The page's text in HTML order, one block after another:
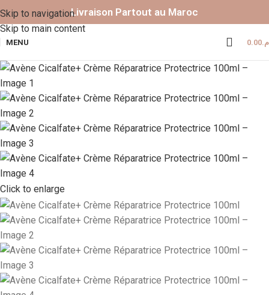
Skip to navigation
Skip to main content
Livraison Partout au Maroc
MENU 0.00
Click to enlarge